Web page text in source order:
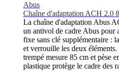
Abus
Chaîne d'adaptation ACH 2.0
La chaîne d'adaptation Abus
un antivol de cadre Abus pour
fixe sans clé supplémentaire :
et verrouille les deux
trempé mesure 85 cm et pèse
plastique protège le cadre des